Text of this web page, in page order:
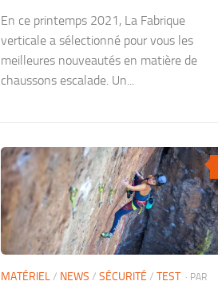
En ce printemps 2021, La Fabrique
verticale a sélectionné pour vous les
meilleures nouveautés en matière de
chaussons escalade. Un...
MATÉRIEL/ NEWS / SÉCURITÉ / TEST · PAR